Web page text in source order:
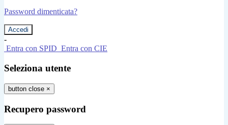
Password dimenticata?
-
Entra con SPID Entra con CIE
Seleziona utente
button close ×
Recupero password